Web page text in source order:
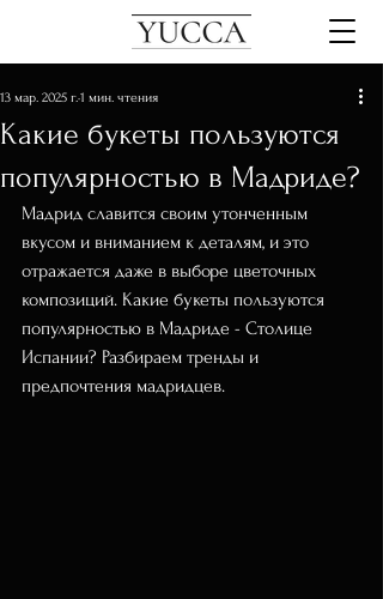
Какие букеты пользуются
популярностью в Мадриде?
13 мар. 2025 г.1 мин. чтения
Мадрид славится своим утонченным
вкусом и вниманием к деталям, и это
отражается даже в выборе цветочных
композиций. Какие букеты пользуются
популярностью в Мадриде - Столице
Испании? Разбираем тренды и
предпочтения мадридцев.